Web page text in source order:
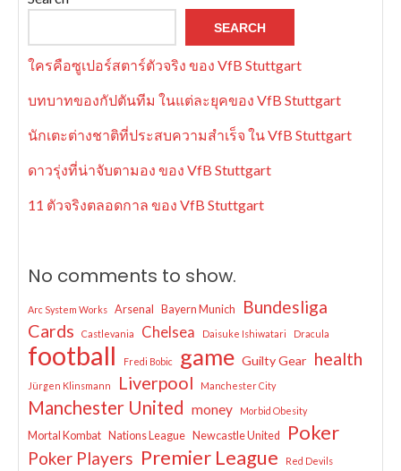
SEARCH
ใครคือซูเปอร์สตาร์ตัวจริง ของ VfB Stuttgart
บทบาทของกัปตันทีม ในแต่ละยุคของ VfB Stuttgart
นักเตะต่างชาติที่ประสบความสำเร็จ ใน VfB Stuttgart
ดาวรุ่งที่น่าจับตามอง ของ VfB Stuttgart
11 ตัวจริงตลอดกาล ของ VfB Stuttgart
No comments to show.
Arc System Works Arsenal Bayern Munich
Bundesliga
Cards
Castlevania Chelsea Daisuke Ishiwatari Dracula
football Fredi Bobic game Guilty Gear health
Jürgen Klinsmann Liverpool Manchester City
Manchester United money Morbid Obesity
Mortal Kombat Nations League Newcastle United Poker
Poker Players Premier League
Red Devils